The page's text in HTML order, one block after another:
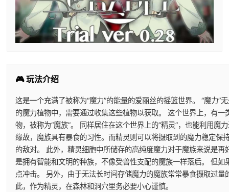
🎮 玩法介绍
这是一个充满了被称为“魔力”的能量的爱丽丝的摇篮世界。 “魔力
的魔力植物中，需要通过收集这些植物以获取。 这个世界上，有
物，被称为“魔族”。 同样居住在这个世界上的“精灵”，也能利用
缘故，魔族具有暴食的习性。而精灵则可以将摄取到的魔力稳定
的敌对。 此外，精灵细胞中所储存的高纯度魔力对于魔族来说是
是拥有智能和文明的种族，不像受兽性支配的魔族一样落后。 但
点冲击。 另外，由于无法长时间存储魔力的魔族常常暴食摄取过
此，作为精灵，在森林和洞穴里务必要小心谨慎。